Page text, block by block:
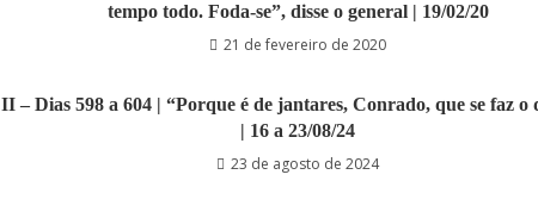
tempo todo. Foda-se”, disse o general | 19/02/20
21 de fevereiro de 2020
II – Dias 598 a 604 | “Porque é de jantares, Conrado, que se faz o
| 16 a 23/08/24
23 de agosto de 2024